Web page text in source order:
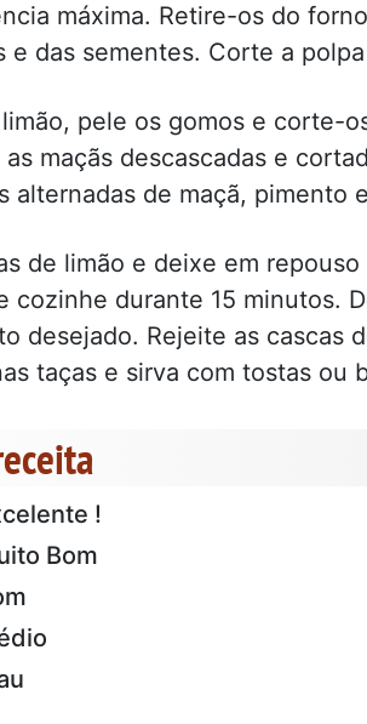
máxima. Retire-os do
e das sementes. Corte a
pele os gomos e corte-
maçãs descascadas e
alternadas de maçã, pimento
de limão e deixe em
cozinhe durante 15 minutos.
desejado. Rejeite as cascas
taças e sirva com tostas ou
!
Bom